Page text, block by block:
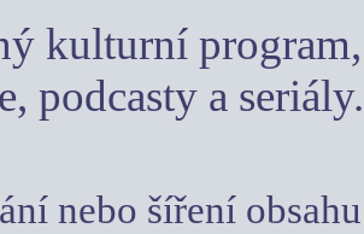
kulturní
podcasty a seriály.
nebo šíření